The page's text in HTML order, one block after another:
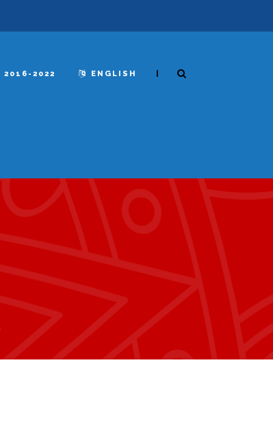
2016-2022 ENGLISH |